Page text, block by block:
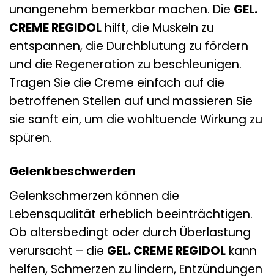
unangenehm bemerkbar machen. Die GEL.
CREME REGIDOL hilft, die Muskeln zu
entspannen, die Durchblutung zu fördern
und die Regeneration zu beschleunigen.
Tragen Sie die Creme einfach auf die
betroffenen Stellen auf und massieren Sie
sie sanft ein, um die wohltuende Wirkung zu
spüren.
Gelenkbeschwerden
Gelenkschmerzen können die
Lebensqualität erheblich beeinträchtigen.
Ob altersbedingt oder durch Überlastung
verursacht – die GEL. CREME REGIDOL kann
helfen, Schmerzen zu lindern, Entzündungen